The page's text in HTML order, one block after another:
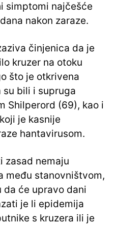
simptomi najčešće
nakon zaraze.
činjenica da je
kruzer na otoku
što je otkrivena
su bili i supruga
Shilperord (69), kao i
je kasnije
hantavirusom.
zasad nemaju
među stanovništvom,
će upravo dani
je li epidemija
s kruzera ili je